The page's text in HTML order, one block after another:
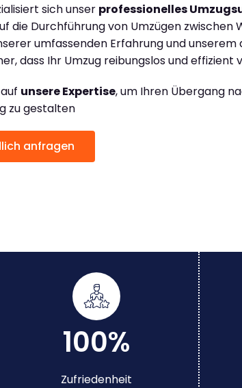
sich unser professionelles
die Durchführung von Umzügen zwischen
umfassenden Erfahrung und
dass Ihr Umzug reibungslos und effizient
unsere Expertise, um Ihren Übergang
zu gestalten
anfragen
100%
Zufriedenheit